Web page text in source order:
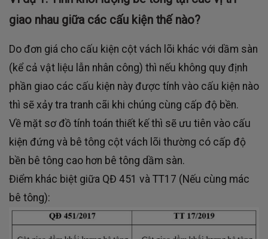
giao nhau giữa các cấu kiện thế nào?
Do đơn giá cho cấu kiện cột vách lõi khác với dầm sàn
(kể cả vật liệu lẫn nhân công) thì nếu không quy định
phần giao các cấu kiện này được tính vào cấu kiện nào
thì sẽ xảy tra tranh cãi khi chúng cùng cấp độ bền.
Về mặt sơ đồ tính toán thiết kế thì sẽ ưu tiên vào cấu
kiện đứng và bê tông cột vách lõi thường có cấp độ
bền bê tông cao hơn bê tông dầm sàn.
Điểm khác biệt giữa QĐ 451 và TT17 (Nếu cùng mác
bê tông):